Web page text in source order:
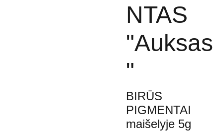
NTAS
"Auksas
"
BIRŪS
PIGMENTAI
maišelyje 5g